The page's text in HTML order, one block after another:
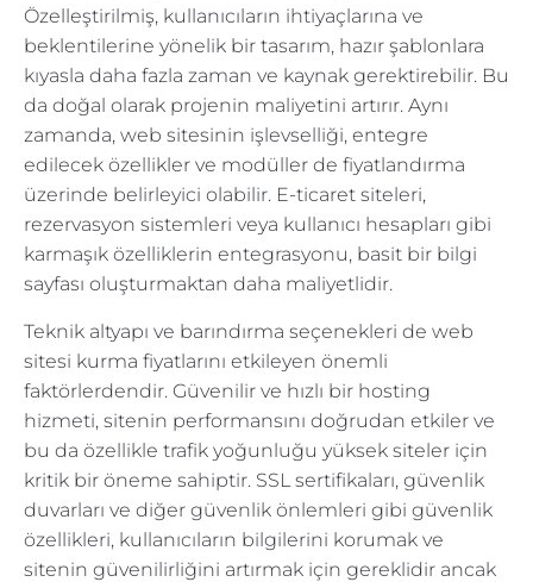
Özelleştirilmiş, kullanıcıların ihtiyaçlarına ve
beklentilerine yönelik bir tasarım, hazır şablonlara
kıyasla daha fazla zaman ve kaynak gerektirebilir. Bu
da doğal olarak projenin maliyetini artırır. Aynı
zamanda, web sitesinin işlevselliği, entegre
edilecek özellikler ve modüller de fiyatlandırma
üzerinde belirleyici olabilir. E-ticaret siteleri,
rezervasyon sistemleri veya kullanıcı hesapları gibi
karmaşık özelliklerin entegrasyonu, basit bir bilgi
sayfası oluşturmaktan daha maliyetlidir.
Teknik altyapı ve barındırma seçenekleri de web
sitesi kurma fiyatlarını etkileyen önemli
faktörlerdendir. Güvenilir ve hızlı bir hosting
hizmeti, sitenin performansını doğrudan etkiler ve
bu da özellikle trafik yoğunluğu yüksek siteler için
kritik bir öneme sahiptir. SSL sertifikaları, güvenlik
duvarları ve diğer güvenlik önlemleri gibi güvenlik
özellikleri, kullanıcıların bilgilerini korumak ve
sitenin güvenilirliğini artırmak için gereklidir ancak